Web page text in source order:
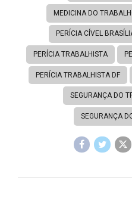
MEDICINA DO
PERÍCIA CÍVEL
PERÍCIA TRABALHISTA
PERÍCIA TRABALHISTA DF
SEGURANÇA DO
SEGURANÇA